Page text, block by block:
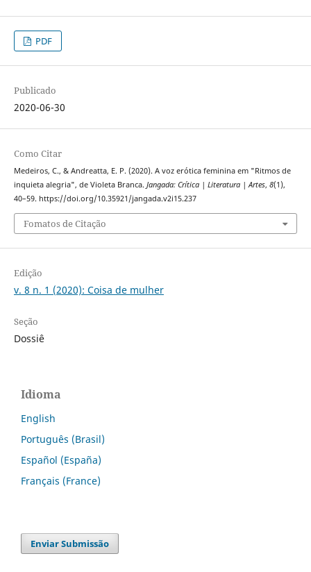
PDF
Publicado
2020-06-30
Como Citar
Medeiros, C., & Andreatta, E. P. (2020). A voz erótica feminina em "Ritmos de
inquieta alegria", de Violeta Branca. Jangada: Crítica | Literatura | Artes, 8(1),
40–59. https://doi.org/10.35921/jangada.v2i15.237
Fomatos de Citação
Edição
v. 8 n. 1 (2020): Coisa de mulher
Seção
Dossiê
Idioma
English
Português (Brasil)
Español (España)
Français (France)
Enviar Submissão